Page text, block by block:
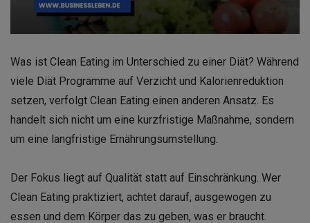
Was ist Clean Eating im Unterschied zu einer Diät? Während
viele Diät Programme auf Verzicht und Kalorienreduktion
setzen, verfolgt Clean Eating einen anderen Ansatz. Es
handelt sich nicht um eine kurzfristige Maßnahme, sondern
um eine langfristige Ernährungsumstellung.
Der Fokus liegt auf Qualität statt auf Einschränkung. Wer
Clean Eating praktiziert, achtet darauf, ausgewogen zu
essen und dem Körper das zu geben, was er braucht.